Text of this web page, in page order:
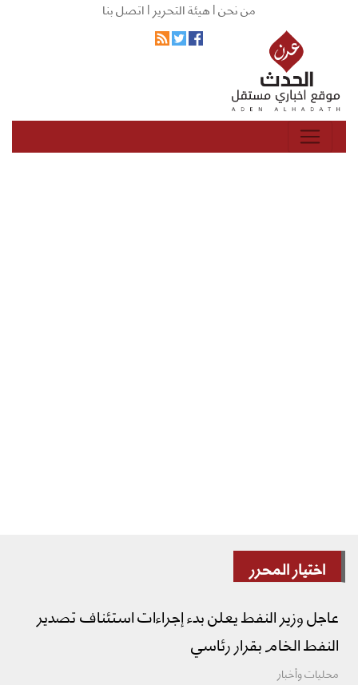
من نحن |هيئة التحرير |اتصل بنا
اختيار المحرر
عاجل وزير النفط يعلن بدء إجراءات استئناف تصدير
النفط الخام بقرار رئاسي
محليات وأخبار